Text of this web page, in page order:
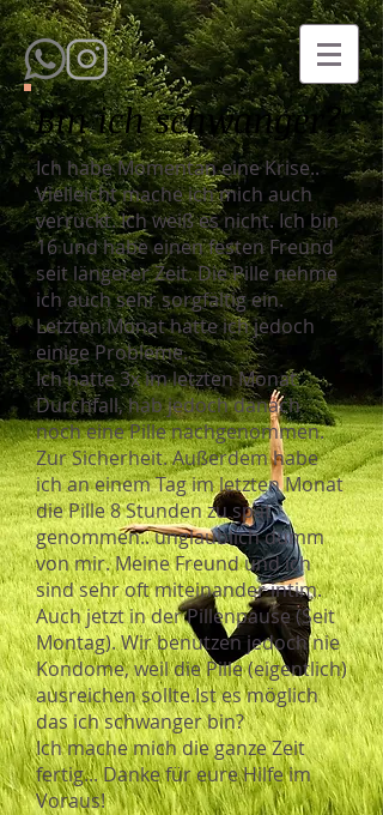
Bin ich schwanger?
Ich habe Momentan eine Krise..
Vielleicht mache ich mich auch
verrückt. Ich weiß es nicht. Ich bin
16 und habe einen festen Freund
seit längerer Zeit. Die Pille nehme
ich auch sehr sorgfältig ein.
Letzten Monat hatte ich jedoch
einige Probleme.
Ich hatte 3x im letzten Monat
Durchfall, hab jedoch danach
noch eine Pille nachgenommen.
Zur Sicherheit. Außerdem habe
ich an einem Tag im letzten Monat
die Pille 8 Stunden zu spät
genommen.. unglaublich dumm
von mir. Meine Freund und ich
sind sehr oft miteinander intim.
Auch jetzt in der Pillenpause (Seit
Montag). Wir benutzen jedoch nie
Kondome, weil die Pille (eigentlich)
ausreichen sollte.Ist es möglich
das ich schwanger bin?
Ich mache mich die ganze Zeit
fertig... Danke für eure Hilfe im
Voraus!